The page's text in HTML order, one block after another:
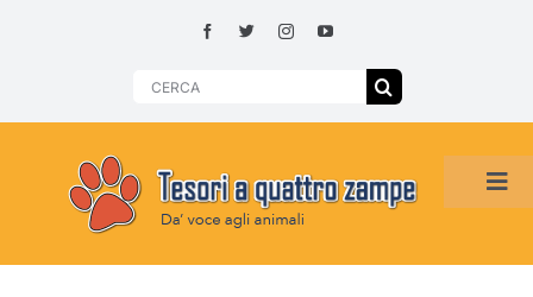
Search
HOME